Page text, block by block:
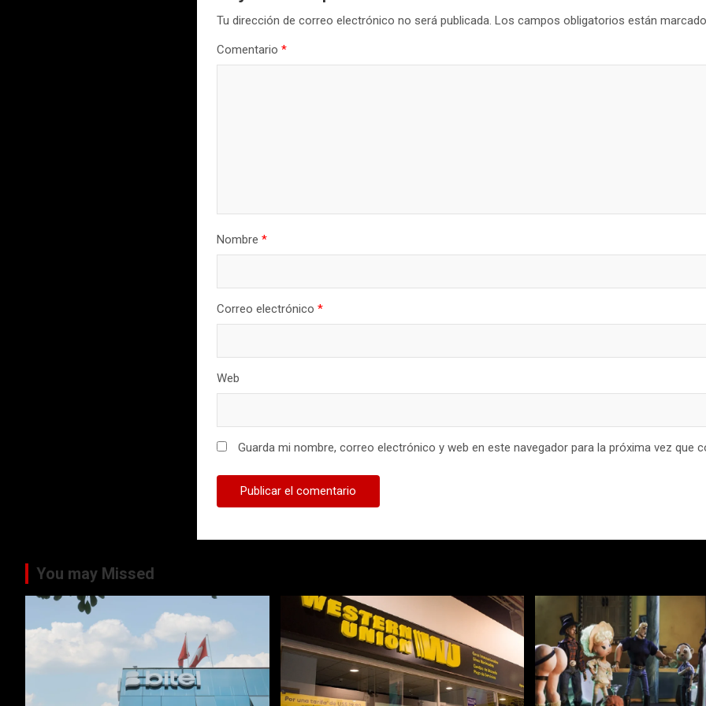
Tu dirección de correo electrónico no será publicada. Los campos obligatorios están
Comentario*
Nombre*
Correo electrónico*
Web
Guarda mi nombre, correo electrónico y web en este navegador para la próxima vez que
You may Missed